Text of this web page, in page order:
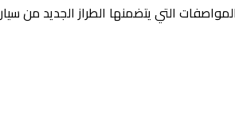
التي يتضمنها الطراز الجديد من